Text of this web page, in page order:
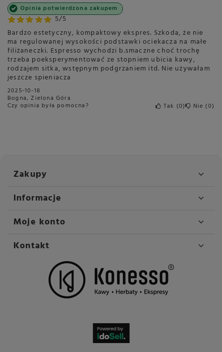
5/5
Opinia potwierdzona zakupem
Bardzo estetyczny, kompaktowy ekspres. Szkoda, że nie
ma regulowanej wysokości podstawki ociekacza na małe
filiżaneczki. Espresso wychodzi b.smaczne choć trochę
trzeba poeksperymentować ze stopniem ubicia kawy,
rodzajem sitka, wstępnym podgrzaniem itd. Nie używałam
jeszcze spieniacza
2025-10-18
Bogna, Zielona Góra
Czy opinia była pomocna? Tak 0 Nie 0
Zakupy
Informacje
Moje konto
Kontakt